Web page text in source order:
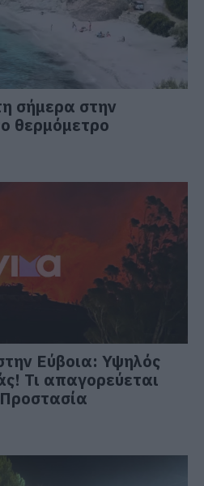
σήμερα στην
θερμόμετρο
Εύβοια: Υψηλός
Τι απαγορεύεται